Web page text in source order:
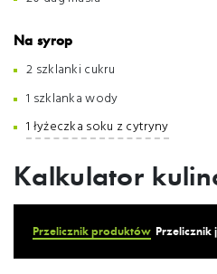
Na syrop
2 szklanki cukru
1 szklanka wody
1 łyżeczka soku z cytryny
Kalkulator
Przelicznik produktów Przelicznik